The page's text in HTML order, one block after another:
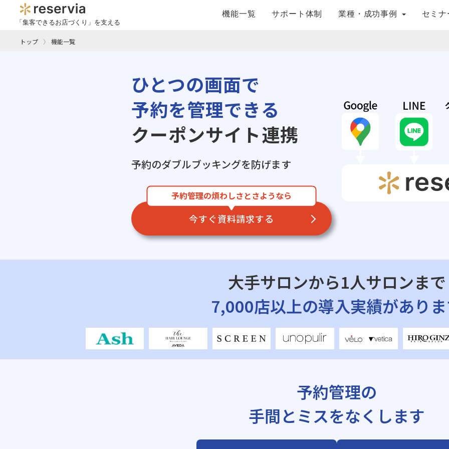
「集客できるお店づくり」を支える
機能一覧 サポート体制 業種・成功事例 セミ
トップ 機能一覧
ひとつの画面で
予約を管理できる
クーポンサイト連携
予約のダブルブッキングを防げます
予約管理の煩わしさとさようなら
今すぐ資料請求する
大手サロンから1人サロンまで
7,000店以上の導入実績があり
予約管理の
手間とミスをなくします